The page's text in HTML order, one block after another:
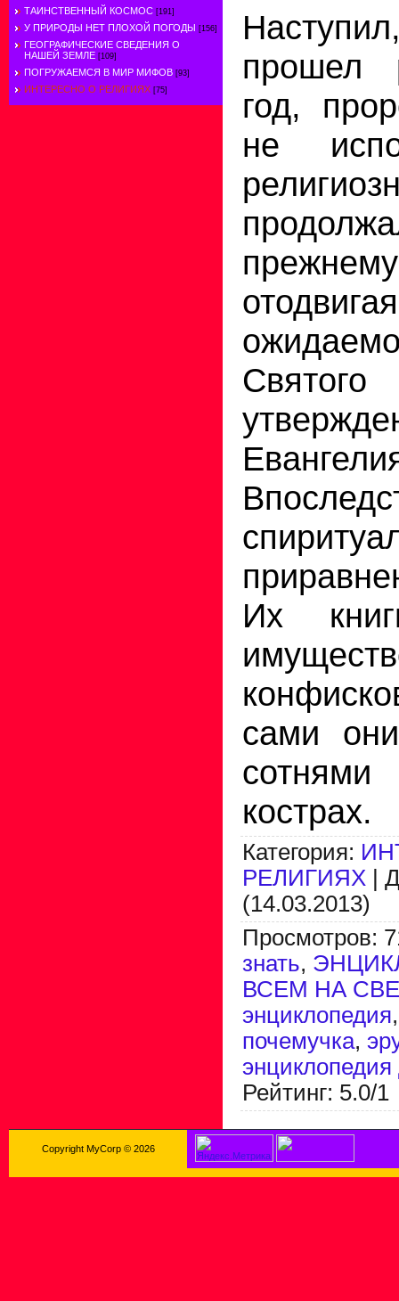
ТАИНСТВЕННЫЙ КОСМОС [191]
У ПРИРОДЫ НЕТ ПЛОХОЙ ПОГОДЫ [156]
ГЕОГРАФИЧЕСКИЕ СВЕДЕНИЯ О
НАШЕЙ ЗЕМЛЕ [109]
ПОГРУЖАЕМСЯ В МИР МИФОВ [93]
ИНТЕРЕСНО О РЕЛИГИЯХ [75]
прошел
год,
не
Их
сами
кострах.
Категория:
РЕЛИГИЯХ |
(14.03.2013)
Просмотров:
знать,
ВСЕМ НА
энциклопедия
почемучка,
Рейтинг: 5.0/1
Copyright MyCorp © 2026